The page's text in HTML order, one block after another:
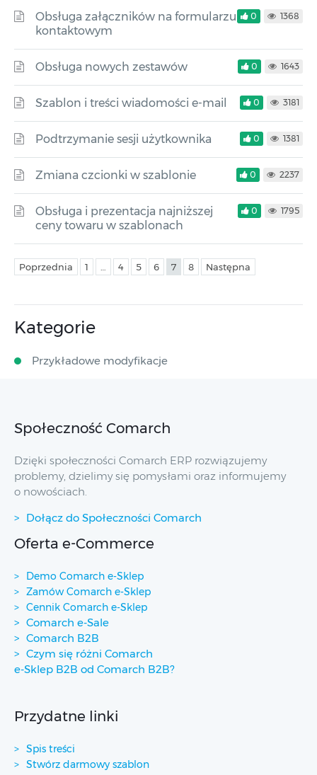
Obsługa załączników na formularzu
kontaktowym
0 1368
Obsługa nowych zestawów 0 1643
Szablon i treści wiadomości e-mail 0 3181
Podtrzymanie sesji użytkownika 0 1381
Zmiana czcionki w szablonie 0 2237
Obsługa i prezentacja najniższej
ceny towaru w szablonach
0 1795
Poprzednia 1 4 5 6 7 8 Następna
Kategorie
Przykładowe modyfikacje
Społeczność Comarch
Dzięki społeczności Comarch ERP rozwiązujemy
problemy, dzielimy się pomysłami oraz informujemy
o nowościach.
Dołącz do Społeczności Comarch
Oferta e-Commerce
Demo Comarch e-Sklep
Zamów Comarch e-Sklep
Cennik Comarch e-Sklep
Comarch e-Sale
Comarch B2B
Czym się różni Comarch
e-Sklep B2B od Comarch B2B?
Przydatne linki
Spis treści
Stwórz darmowy szablon